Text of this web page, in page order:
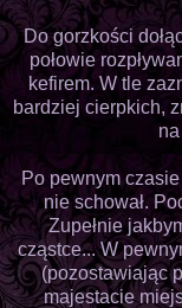
Do gorzkości
połowie
kefirem. W tle
bardziej cierpkich,
Po pewnym
nie schował.
Zupełnie
cząstce... W
(pozostawiając
majestacie